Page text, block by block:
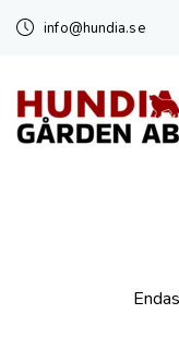
info@hundia.se